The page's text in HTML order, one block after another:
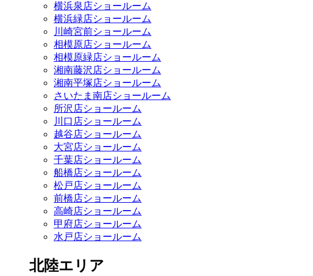
横浜泉店ショールーム
横浜緑店ショールーム
川崎宮前ショールーム
相模原店ショールーム
相模原緑店ショールーム
湘南藤沢店ショールーム
湘南平塚店ショールーム
さいたま南店ショールーム
所沢店ショールーム
川口店ショールーム
越谷店ショールーム
大宮店ショールーム
千葉店ショールーム
船橋店ショールーム
松戸店ショールーム
前橋店ショールーム
高崎店ショールーム
甲府店ショールーム
水戸店ショールーム
北陸エリア